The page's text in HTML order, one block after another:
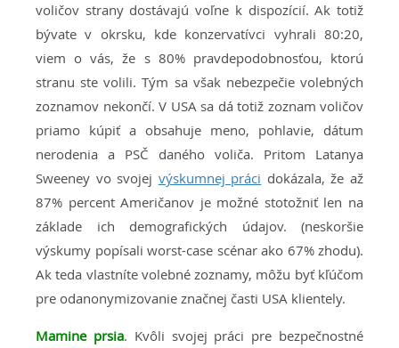
voličov strany dostávajú voľne k dispozícií. Ak totiž
bývate v okrsku, kde konzervatívci vyhrali 80:20,
viem o vás, že s 80% pravdepodobnosťou, ktorú
stranu ste volili. Tým sa však nebezpečie volebných
zoznamov nekončí. V USA sa dá totiž zoznam voličov
priamo kúpiť a obsahuje meno, pohlavie, dátum
nerodenia a PSČ daného voliča. Pritom Latanya
Sweeney vo svojej výskumnej práci dokázala, že až
87% percent Američanov je možné stotožniť len na
základe ich demografických údajov. (neskoršie
výskumy popísali worst-case scénar ako 67% zhodu).
Ak teda vlastníte volebné zoznamy, môžu byť kľúčom
pre odanonymizovanie značnej časti USA klientely.
Mamine prsia. Kvôli svojej práci pre bezpečnostné